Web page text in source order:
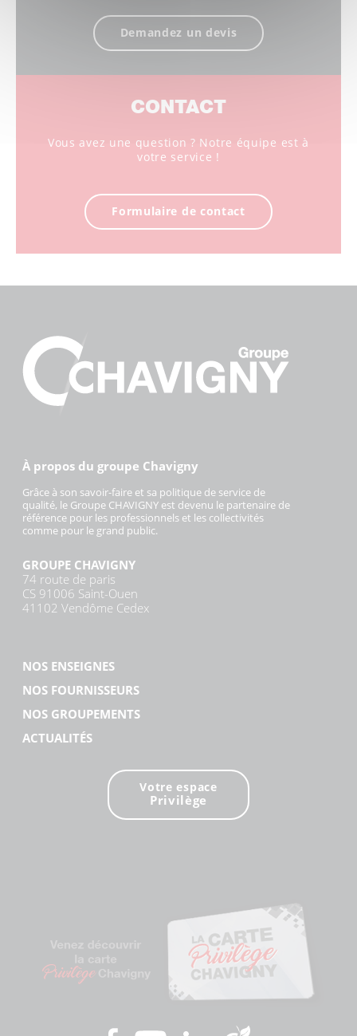
Demandez un devis
CONTACT
Vous avez une question ? Notre équipe est à
votre service !
Formulaire de contact
À propos du groupe Chavigny
Grâce à son savoir-faire et sa politique de service de
qualité, le Groupe CHAVIGNY est devenu le partenaire de
référence pour les professionnels et les collectivités
comme pour le grand public.
GROUPE CHAVIGNY
74 route de paris
CS 91006 Saint-Ouen
41102 Vendôme Cedex
NOS ENSEIGNES
NOS FOURNISSEURS
NOS GROUPEMENTS
ACTUALITÉS
Votre espace
Privilège